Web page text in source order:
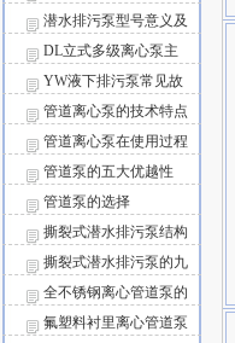
潜水排污泵型号意义及
DL立式多级离心泵主
YW液下排污泵常见故
管道离心泵的技术特点
管道离心泵在使用过程
管道泵的五大优越性
管道泵的选择
撕裂式潜水排污泵结构
撕裂式潜水排污泵的九
全不锈钢离心管道泵的
氟塑料衬里离心管道泵